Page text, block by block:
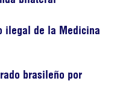
ilegal de la Medicina
brasileño por